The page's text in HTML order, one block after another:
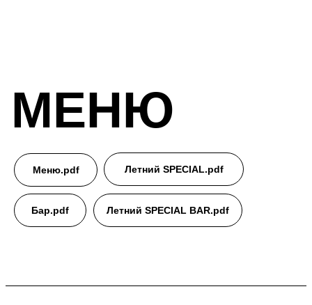
МЕНЮ
Меню.pdf
Бар.pdf Летний SPECIAL BAR.pdf
Летний SPECIAL.pdf